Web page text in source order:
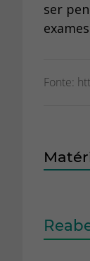
ser
Fonte: